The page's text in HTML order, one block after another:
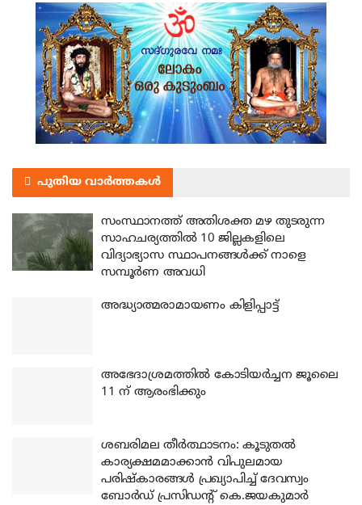
പുതിയ വാർത്തകൾ
സംസ്ഥാനത്ത് അതിശക്ത മഴ തുടരുന്ന
സാഹചര്യത്തിൽ 10 ജില്ലകളിലെ
വിദ്യാഭ്യാസ സ്ഥാപനങ്ങൾക്ക് നാളെ
സമ്പൂർണ അവധി
അദ്ധ്യാത്മരാമായണം കിളിപ്പാട്ട്
അഭേദാശ്രമത്തില്‍ കോടിയര്‍ച്ചന ജൂലൈ
11 ന് ആരംഭിക്കും
ശബരിമല തീര്‍ത്ഥാടനം: കൂടുതല്‍
കാര്യക്ഷമമാക്കാന്‍ വിപുലമായ
പരിഷ്‌കാരങ്ങള്‍ പ്രഖ്യാപിച്ച് ദേവസ്വം
ബോര്‍ഡ് പ്രസിഡന്റ് കെ.ജയകുമാര്‍